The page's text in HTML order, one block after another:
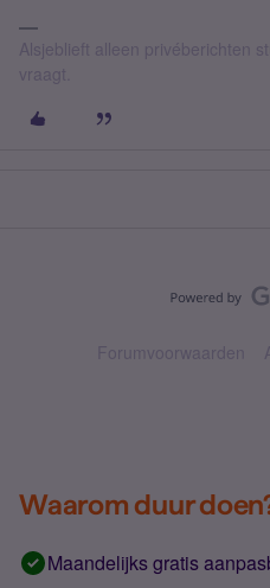
Alsjeblieft alleen privéberichten
vraagt.
Forumvoorwaarden
Waarom duur
Maandelijks gratis